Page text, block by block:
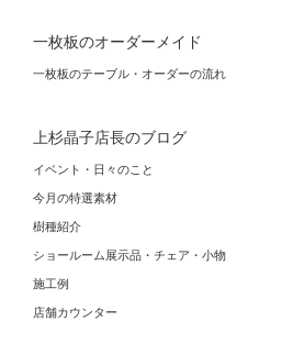
一枚板のオーダーメイド
一枚板のテーブル・オーダーの流れ
上杉晶子店長のブログ
イベント・日々のこと
今月の特選素材
樹種紹介
ショールーム展示品・チェア・小物
施工例
店舗カウンター